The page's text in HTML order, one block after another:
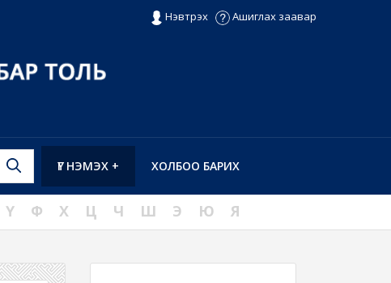
Нэвтрэх Ашиглах заавар
ХОЛБОО БАРИХ
ҮГ НЭМЭХ +
Ү Ф Х Ц Ч Ш Э Ю Я